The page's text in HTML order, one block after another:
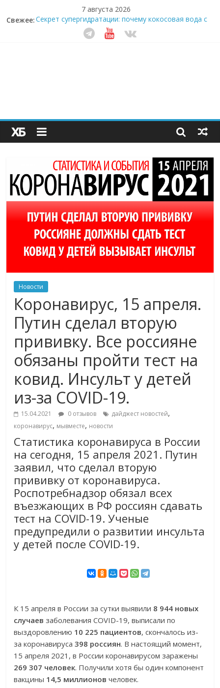
7 августа 2026
Свежее:Секрет супергидратации: почему кокосовая вода с
пребиотиками становится главным трендом
здорового питания
сливки меняют утренний ритуал
Как простая наклейка заставляет миллионы людей
не забывать о самом важном креме этим летом
Новости
Коронавирус, 15 апреля.
Путин сделал вторую
прививку. Все россияне
обязаны пройти тест на
ковид. Инсульт у детей
из-за COVID-19.
15.04.2021 0 отзывов дайджест новостей,
коронавирус, мывместе, новости
Статистика коронавируса в России
на сегодня, 15 апреля 2021. Путин
заявил, что сделал вторую
прививку от коронавируса.
Роспотребнадзор обязал всех
въезжающих в РФ россиян сдавать
тест на COVID-19. Ученые
предупредили о развитии инсульта
у детей после COVID-19.
К 15 апреля в России за сутки выявили 8 944 новых
случаев заболевания COVID-19, выписали по
выздоровлению 10 225 пациентов, скончалось из-
за коронавируса398 россиян. В настоящий момент,
15 апреля 2021, в России коронавирусом заражены
269 307 человек. Получили хотя бы один компонент
вакцины 14,5 миллионов человек.